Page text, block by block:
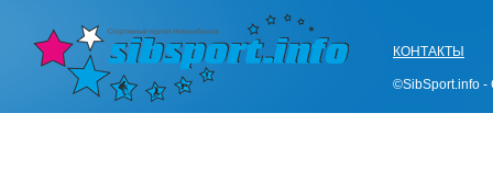
КОНТАКТЫ
©SibSport.info -